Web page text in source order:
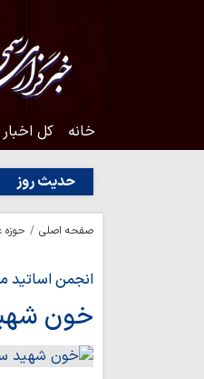
خانه کل اخبار
حدیث روز
صفحه اصلی حوزه
انجمن اساتید
خون